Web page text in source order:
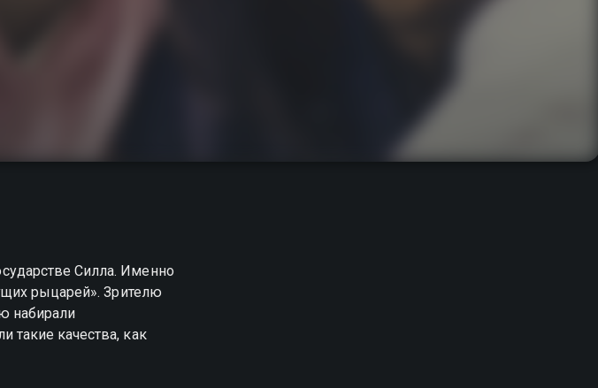
Силла. Именно
рыцарей». Зрителю
набирали
такие качества, как